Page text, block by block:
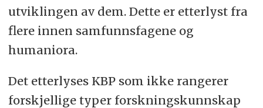
utviklingen av dem. Dette er etterlyst fra
flere innen samfunnsfagene og
humaniora.
Det etterlyses KBP som ikke rangerer
forskjellige typer forskningskunnskap